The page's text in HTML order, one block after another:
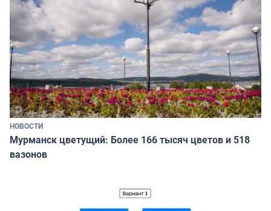
НОВОСТИ
Мурманск цветущий: Более 166 тысяч цветов и 518
вазонов